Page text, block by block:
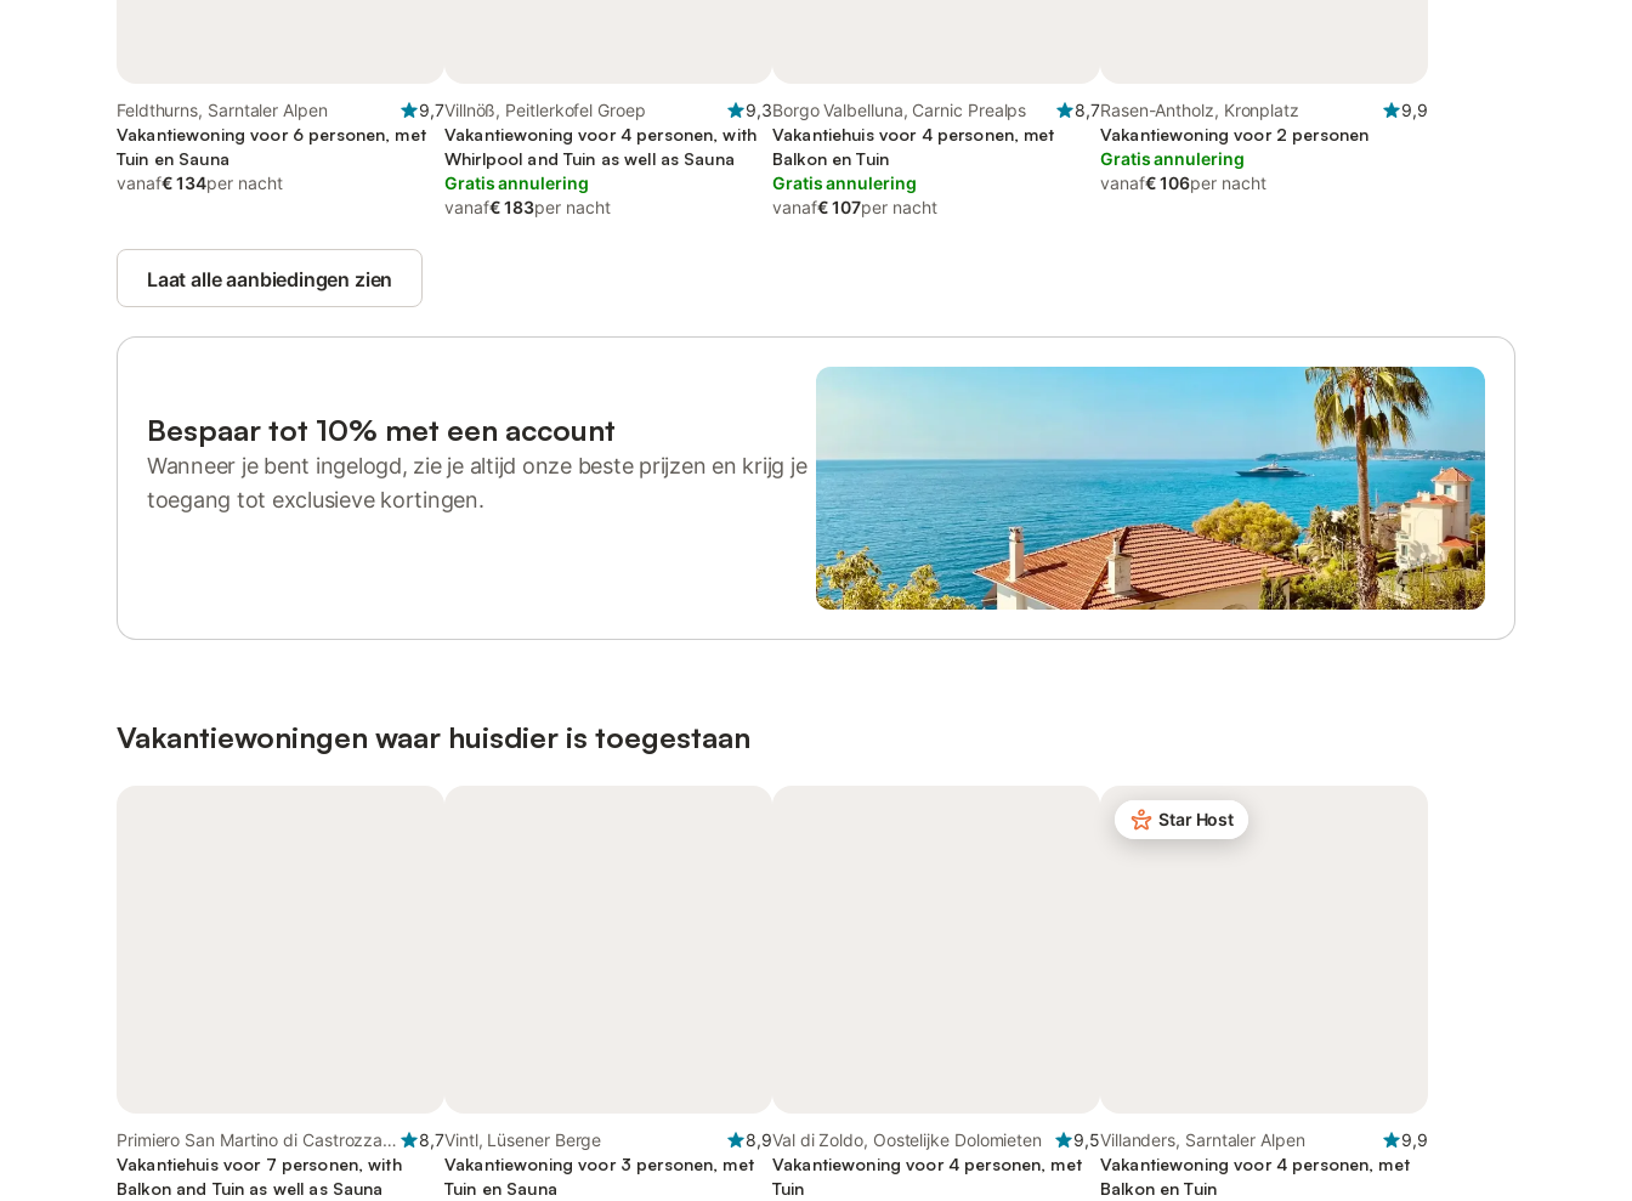
Feldthurns, Sarntaler Alpen
9,7
Vakantiewoning voor 6 personen, met
Tuin en Sauna
vanaf€ 134per nacht
Villnöß, Peitlerkofel Groep
9,3
Vakantiewoning voor 4 personen, with
Whirlpool and Tuin as well as Sauna
Gratis annulering
vanaf€ 183per nacht
Borgo Valbelluna, Carnic Prealps
8,7
Vakantiehuis voor 4 personen, met
Balkon en Tuin
Gratis annulering
vanaf€ 107per nacht
Rasen-Antholz, Kronplatz
9,9
Vakantiewoning voor 2 personen
Gratis annulering
vanaf€ 106per nacht
Laat alle aanbiedingen zien
Bespaar tot 10% met een account
Wanneer je bent ingelogd, zie je altijd onze beste prijzen en krijg je
toegang tot exclusieve kortingen.
Vakantiewoningen waar huisdier is toegestaan
Primiero San Martino di Castrozza,
Fleimstaler Alpen
8,7
Vakantiehuis voor 7 personen, with
Balkon and Tuin as well as Sauna
Vintl, Lüsener Berge
8,9
Vakantiewoning voor 3 personen, met
Tuin en Sauna
Val di Zoldo, Oostelijke Dolomieten
9,5
Vakantiewoning voor 4 personen, met
Tuin
Star Host
Villanders, Sarntaler Alpen
9,9
Vakantiewoning voor 4 personen, met
Balkon en Tuin